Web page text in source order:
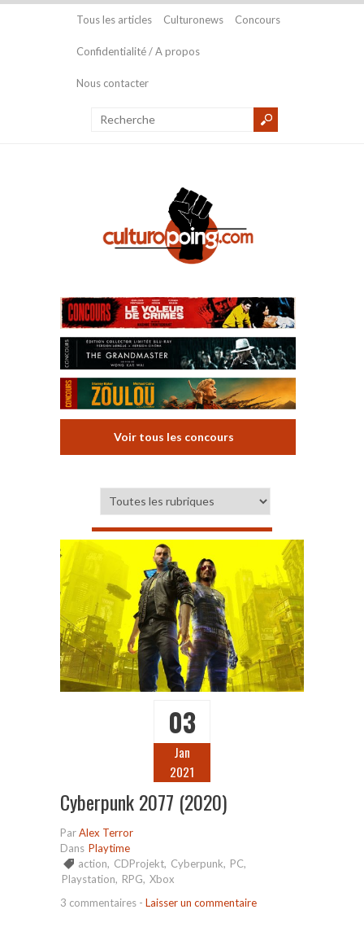
Tous les articles Culturonews Concours
Confidentialité / A propos
Nous contacter
Voir tous les concours
03
Jan
2021
Cyberpunk 2077 (2020)
ParAlex Terror
Dans Playtime
action, CDProjekt, Cyberpunk, PC,
Playstation, RPG, Xbox
3 commentaires - Laisser un commentaire